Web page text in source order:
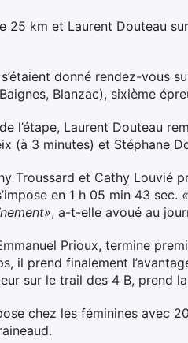
25 km et Laurent Douteau
donné rendez-vous
Blanzac), sixième
l’étape, Laurent Douteau
(à 3 minutes) et Stéphane
Troussard et Cathy Louvié
en 1 h 05 min 43 sec.
, a-t-elle avoué au
Prioux, termine
il prend finalement
sur le trail des 4 B, prend
chez les féminines avec